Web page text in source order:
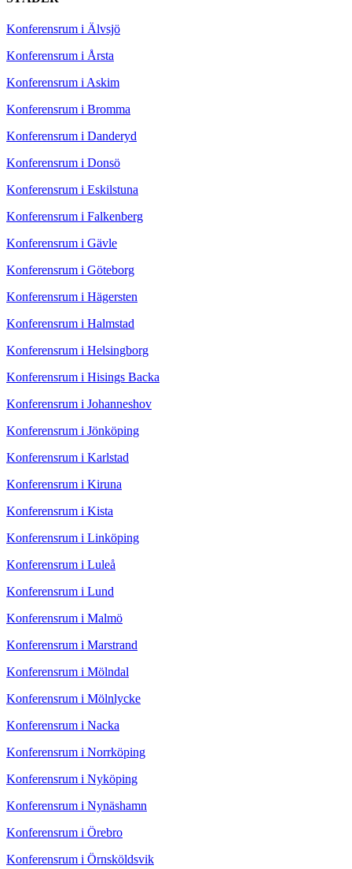
Konferensrum i Älvsjö
Konferensrum i Årsta
Konferensrum i Askim
Konferensrum i Bromma
Konferensrum i Danderyd
Konferensrum i Donsö
Konferensrum i Eskilstuna
Konferensrum i Falkenberg
Konferensrum i Gävle
Konferensrum i Göteborg
Konferensrum i Hägersten
Konferensrum i Halmstad
Konferensrum i Helsingborg
Konferensrum i Hisings Backa
Konferensrum i Johanneshov
Konferensrum i Jönköping
Konferensrum i Karlstad
Konferensrum i Kiruna
Konferensrum i Kista
Konferensrum i Linköping
Konferensrum i Luleå
Konferensrum i Lund
Konferensrum i Malmö
Konferensrum i Marstrand
Konferensrum i Mölndal
Konferensrum i Mölnlycke
Konferensrum i Nacka
Konferensrum i Norrköping
Konferensrum i Nyköping
Konferensrum i Nynäshamn
Konferensrum i Örebro
Konferensrum i Örnsköldsvik